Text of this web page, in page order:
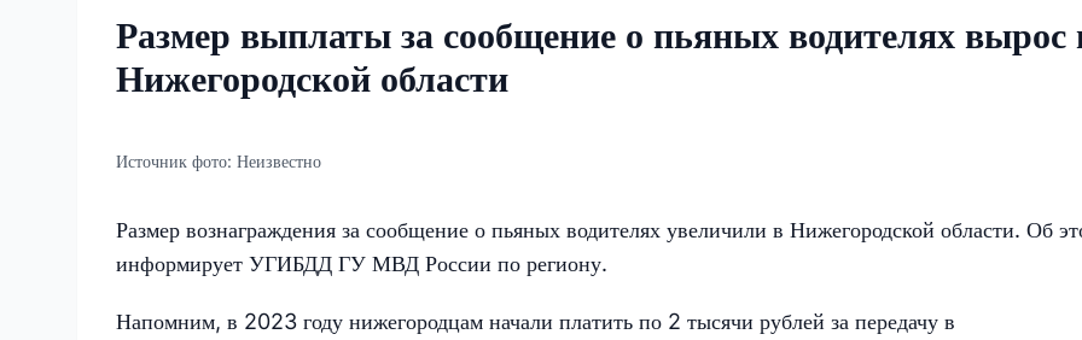
Размер выплаты за сообщение о пьяных водителях вырос
Нижегородской области
Источник фото: Неизвестно
Размер вознаграждения за сообщение о пьяных водителях увеличили в Нижегородской области. Об
информирует УГИБДД ГУ МВД России по региону.
Напомним, в 2023 году нижегородцам начали платить по 2 тысячи рублей за передачу в